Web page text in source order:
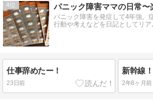
4
パニック障害を発症して4年強。
行動や考えなどを日記としてリア
仕事辞めたー！
23日前
新幹線
2年8ヶ月前